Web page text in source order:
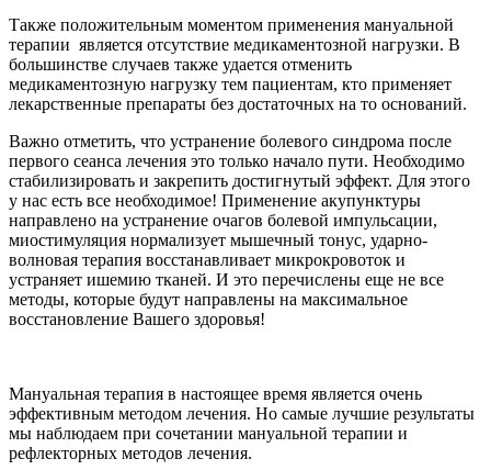
Также положительным моментом применения мануальной
терапии является отсутствие медикаментозной нагрузки. В
большинстве случаев также удается отменить
медикаментозную нагрузку тем пациентам, кто применяет
лекарственные препараты без достаточных на то оснований.
Важно отметить, что устранение болевого синдрома после
первого сеанса лечения это только начало пути. Необходимо
стабилизировать и закрепить достигнутый эффект. Для этого
у нас есть все необходимое! Применение акупунктуры
направлено на устранение очагов болевой импульсации,
миостимуляция нормализует мышечный тонус, ударно-
волновая терапия восстанавливает микрокровоток и
устраняет ишемию тканей. И это перечислены еще не все
методы, которые будут направлены на максимальное
восстановление Вашего здоровья!
Мануальная терапия в настоящее время является очень
эффективным методом лечения. Но самые лучшие результаты
мы наблюдаем при сочетании мануальной терапии и
рефлекторных методов лечения.